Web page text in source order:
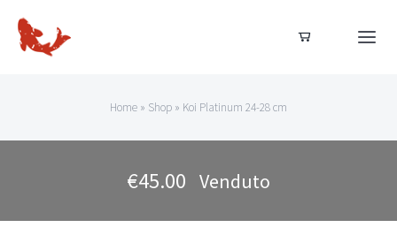
Salta
Home
Acquista ora
Home » Shop » Koi Platinum 24-28 cm
€45.00 Venduto